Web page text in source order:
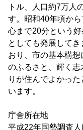
トル、人口約7万人
す。昭和40年頃か
心まで20分という
としても発展して
おり、市の基本構
のふるさと、輝く志
りが住んでよかっ
います。
庁舎所在地 ：
平成22年国勢調査人